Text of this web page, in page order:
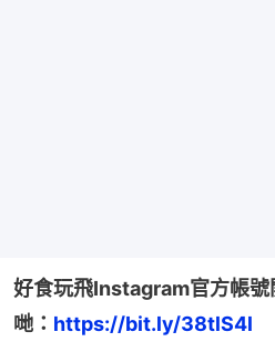
好食玩飛Instagram官方帳
哋： https://bit.ly/38tlS4l